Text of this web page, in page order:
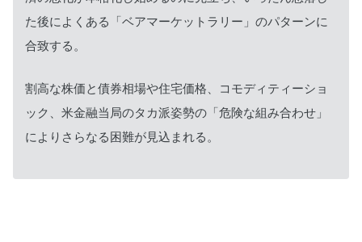
た後によくある「ベアマーケットラリー」のパターンに
合致する。
割高な株価と債券相場や住宅価格、コモディティーショ
ック、米金融当局のタカ派姿勢の「危険な組み合わせ」
によりさらなる困難が見込まれる。